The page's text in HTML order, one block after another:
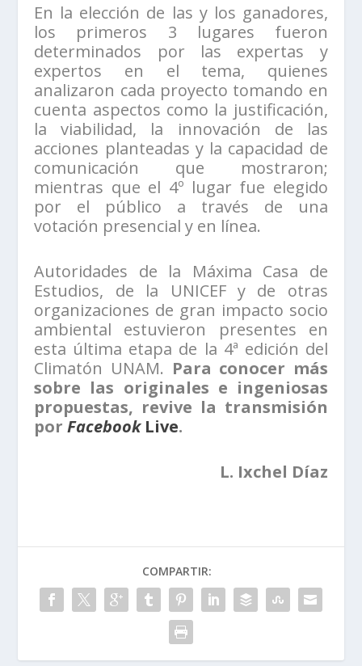
En la elección de las y los ganadores,
los primeros 3 lugares fueron
determinados por las expertas y
expertos en el tema, quienes
analizaron cada proyecto tomando en
cuenta aspectos como la justificación,
la viabilidad, la innovación de las
acciones planteadas y la capacidad de
comunicación que mostraron;
mientras que el 4º lugar fue elegido
por el público a través de una
votación presencial y en línea.
Autoridades de la Máxima Casa de
Estudios, de la UNICEF y de otras
organizaciones de gran impacto socio
ambiental estuvieron presentes en
esta última etapa de la 4ª edición del
Climatón UNAM. Para conocer más
sobre las originales e ingeniosas
propuestas, revive la transmisión
porFacebook Live.
L. Ixchel Díaz
COMPARTIR: